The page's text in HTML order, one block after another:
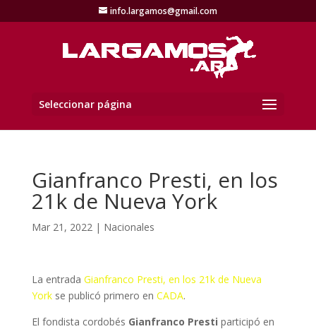
info.largamos@gmail.com
Seleccionar página
Gianfranco Presti, en los
21k de Nueva York
Mar 21, 2022| Nacionales
La entrada Gianfranco Presti, en los 21k de Nueva
Yorkse publicó primero en CADA.
El fondista cordobés Gianfranco Presti participó en